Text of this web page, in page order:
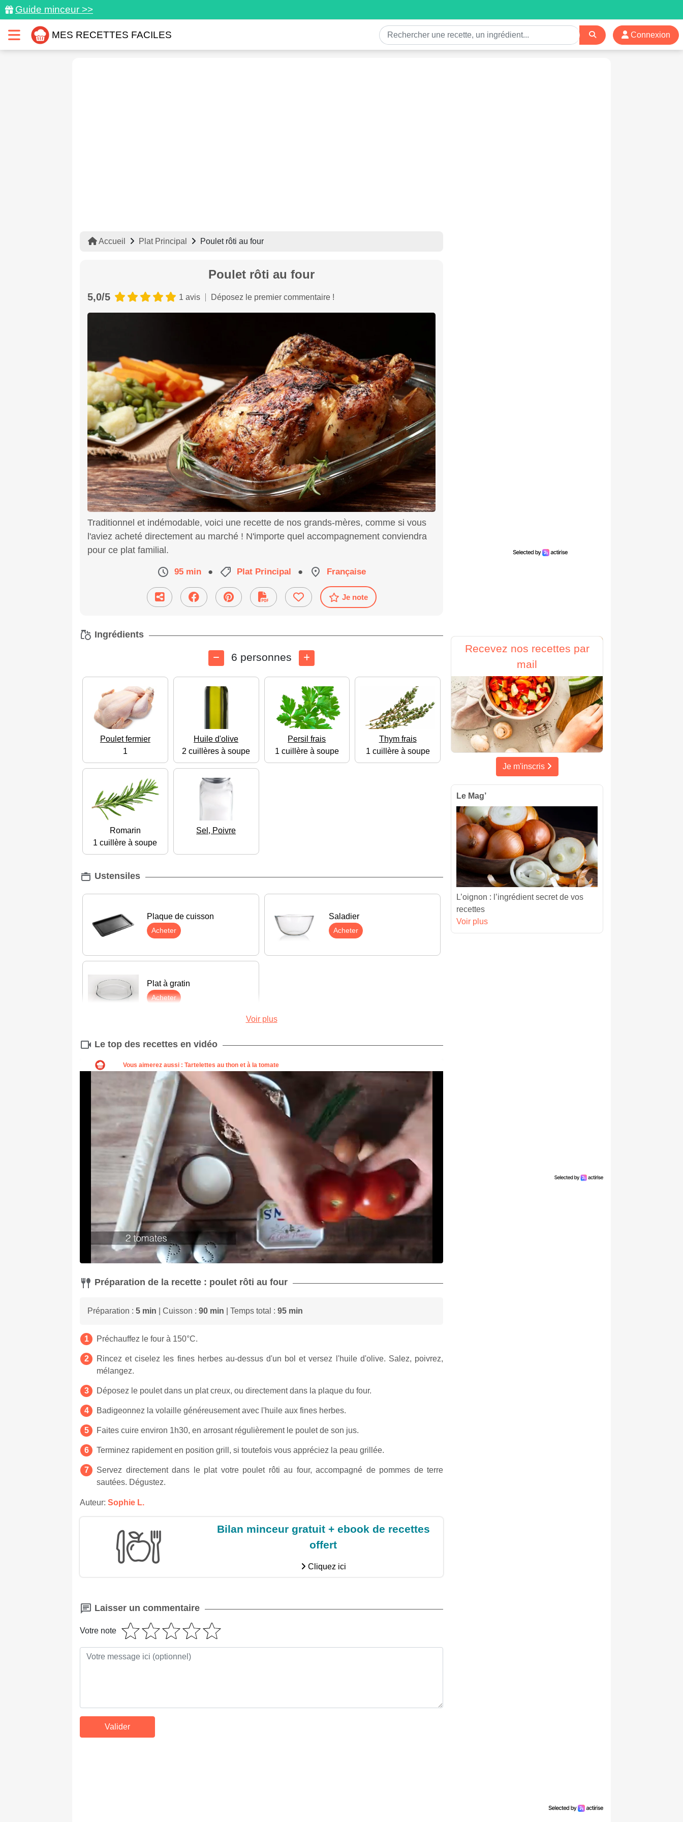
Guide minceur >>
MES RECETTES FACILES Connexion
Accueil Plat Principal Poulet rôti au four
Poulet rôti au four
5,0/5 1 avis Déposez le premier commentaire !
Traditionnel et indémodable, voici une recette de nos grands-mères, comme si vous
l'aviez acheté directement au marché ! N'importe quel accompagnement conviendra
pour ce plat familial.
95 min ● Plat Principal ● Française
Je note
Ingrédients
6 personnes
Poulet fermier
1
Huile d'olive
2 cuillères à soupe
Persil frais
1 cuillère à soupe
Thym frais
1 cuillère à soupe
Romarin
1 cuillère à soupe
Sel, Poivre
Ustensiles
Plaque de cuisson
Acheter
Saladier
Acheter
Plat à gratin
Acheter
Voir plus
Le top des recettes en vidéo
Préparation de la recette : poulet rôti au four
Préparation : 5 min | Cuisson : 90 min | Temps total : 95 min
Préchauffez le four à 150°C.
Rincez et ciselez les fines herbes au-dessus d'un bol et versez l'huile d'olive. Salez, poivrez,
mélangez.
Déposez le poulet dans un plat creux, ou directement dans la plaque du four.
Badigeonnez la volaille généreusement avec l'huile aux fines herbes.
Faites cuire environ 1h30, en arrosant régulièrement le poulet de son jus.
Terminez rapidement en position grill, si toutefois vous appréciez la peau grillée.
Servez directement dans le plat votre poulet rôti au four, accompagné de pommes de terre
sautées. Dégustez.
Auteur: Sophie L.
Bilan minceur gratuit + ebook de recettes
offert
Cliquez ici
Laisser un commentaire
Votre note
Recevez nos recettes par
mail
Je m'inscris
Le Mag’
L’oignon : l’ingrédient secret de vos
recettes
Voir plus